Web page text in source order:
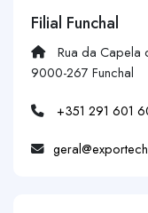
Filial Funchal
Rua da Capela
9000-267 Funchal
+351 291 601